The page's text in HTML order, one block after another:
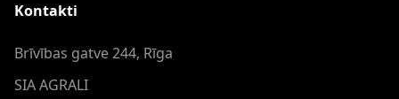
Kontakti
Brīvības gatve 244, Rīga
SIA AGRALI